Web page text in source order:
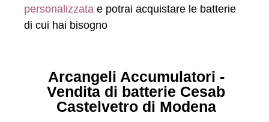
personalizzata e potrai acquistare le batterie
di cui hai bisogno
Arcangeli Accumulatori -
Vendita di batterie Cesab
Castelvetro di Modena